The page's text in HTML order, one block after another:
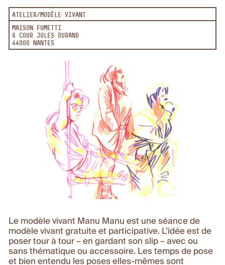
ATELIER MODÈLE VIVANT
MAISON FUMETTI
6 COUR JULES DURAND
44000 NANTES
Le modèle vivant Manu Manu est une séance de
modèle vivant gratuite et participative. L’idée est de
poser tour à tour – en gardant son slip – avec ou
sans thématique ou accessoire. Les temps de pose
et bien entendu les poses elles-mêmes sont